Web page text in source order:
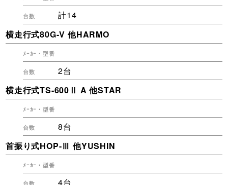
計14
横走行式80G-V 他HARMO
2台
横走行式TS-600Ⅱ A 他STAR
8台
首振り式HOP-Ⅲ 他YUSHIN
4台